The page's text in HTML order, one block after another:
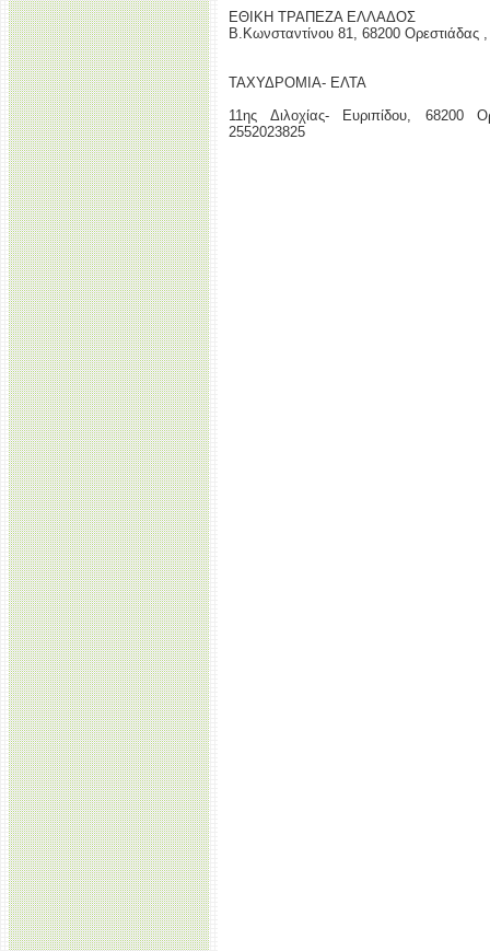
ΕΘΙΚΗ ΤΡΑΠΕΖΑ ΕΛΛΑΔΟΣ
Β.Κωνσταντίνου 81, 68200 Ορεστιάδας
ΤΑΧΥΔΡΟΜΙΑ- ΕΛΤΑ
11ης Διλοχίας- Ευριπίδου, 68200
2552023825